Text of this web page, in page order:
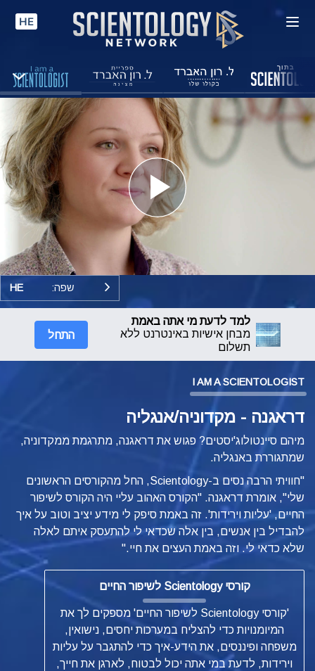
HE
Play
Video
שפה: HE
למד לדעת מי אתה באמת
מבחן אישיות באינטרנט ללא
תשלום
התחל
I AM A SCIENTOLOGIST
דראגנה - מקדוניה/אנגליה
מיהם סיינטולוג'יסטים? פגוש את דראגנה, מתרגמת ממקדוניה,
שמתגוררת באנגליה.
"חוויתי הרבה נסים ב-Scientology, החל מהקורסים הראשונים
שלי", אומרת דראגנה. "הקורס האהוב עליי היה הקורס לשיפור
החיים, 'עליות וירידות'. זה באמת סיפק לי מידע יציב וטוב על איך
להבדיל בין אנשים, בין אלה שכדאי לי להתעסק איתם לאלה
שלא כדאי לי. וזה באמת העצים את חיי."
קורסי Scientology לשיפור החיים
'קורסי Scientology לשיפור החיים' מספקים לך את
המיומנויות כדי להצליח במערכות יחסים, נישואין,
משפחה ופיננסים, את הידע-איך כדי להתגבר על עליות
וירידות, לדעת במי אתה יכול לבטוח, לארגן את חייך,